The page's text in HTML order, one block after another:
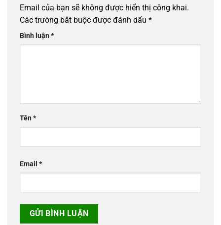
Email của bạn sẽ không được hiển thị công khai.
Các trường bắt buộc được đánh dấu *
Bình luận*
Tên*
Email *